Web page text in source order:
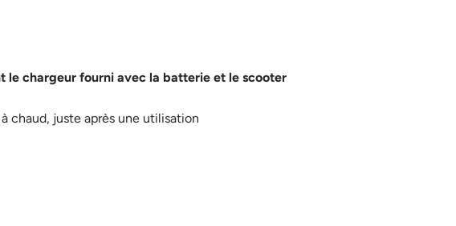
le chargeur fourni avec la batterie et le scooter
chaud, juste après une utilisation